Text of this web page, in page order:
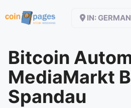
Inhalt
IN:
Bitcoin
MediaMarkt
Spandau